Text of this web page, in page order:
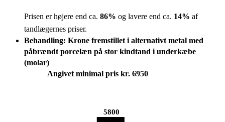
Prisen er højere end ca. 86% og lavere end ca. 14% af
tandlægernes priser.
Behandling: Krone fremstillet i alternativt metal med
påbrændt porcelæn på stor kindtand i underkæbe
(molar)
Angivet minimal pris kr. 6950
5800